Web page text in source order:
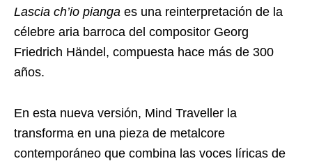
Lascia ch’io pianga es una reinterpretación de la
célebre aria barroca del compositor Georg
Friedrich Händel, compuesta hace más de 300
años.
En esta nueva versión, Mind Traveller la
transforma en una pieza de metalcore
contemporáneo que combina las voces líricas de